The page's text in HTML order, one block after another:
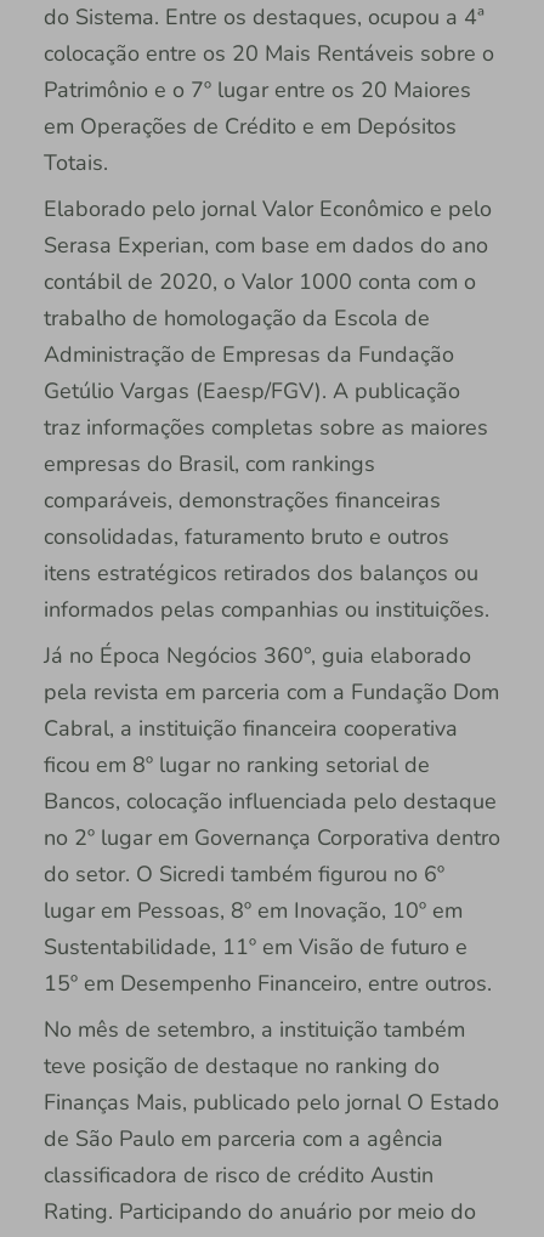
do Sistema. Entre os destaques, ocupou a 4ª
colocação entre os 20 Mais Rentáveis sobre o
Patrimônio e o 7º lugar entre os 20 Maiores
em Operações de Crédito e em Depósitos
Totais.
Elaborado pelo jornal Valor Econômico e pelo
Serasa Experian, com base em dados do ano
contábil de 2020, o Valor 1000 conta com o
trabalho de homologação da Escola de
Administração de Empresas da Fundação
Getúlio Vargas (Eaesp/FGV). A publicação
traz informações completas sobre as maiores
empresas do Brasil, com rankings
comparáveis, demonstrações financeiras
consolidadas, faturamento bruto e outros
itens estratégicos retirados dos balanços ou
informados pelas companhias ou instituições.
Já no Época Negócios 360°, guia elaborado
pela revista em parceria com a Fundação Dom
Cabral, a instituição financeira cooperativa
ficou em 8º lugar no ranking setorial de
Bancos, colocação influenciada pelo destaque
no 2º lugar em Governança Corporativa dentro
do setor. O Sicredi também figurou no 6º
lugar em Pessoas, 8º em Inovação, 10º em
Sustentabilidade, 11º em Visão de futuro e
15º em Desempenho Financeiro, entre outros.
No mês de setembro, a instituição também
teve posição de destaque no ranking do
Finanças Mais, publicado pelo jornal O Estado
de São Paulo em parceria com a agência
classificadora de risco de crédito Austin
Rating. Participando do anuário por meio do